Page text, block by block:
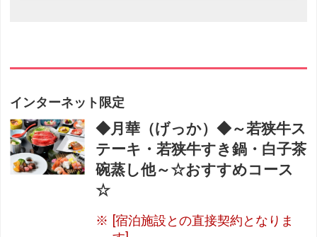
インターネット限定
◆月華（げっか）◆～若狭牛ス
テーキ・若狭牛すき鍋・白子茶
碗蒸し他～☆おすすめコース
☆
[宿泊施設との直接契約となりま